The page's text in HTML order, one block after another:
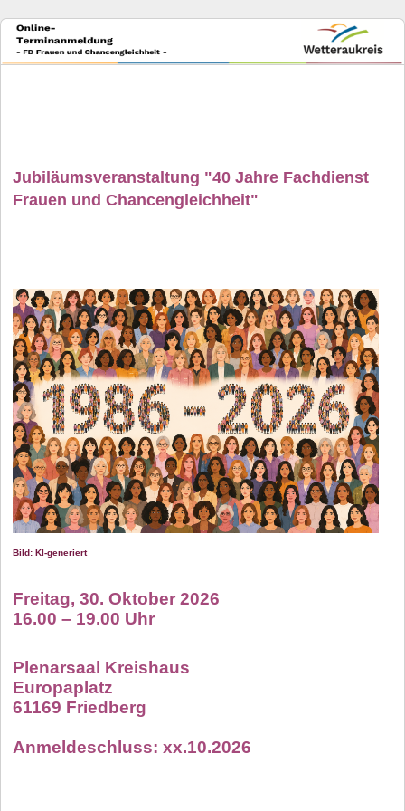
Jubiläumsveranstaltung "40 Jahre Fachdienst
Frauen und Chancengleichheit"
Bild: KI-generiert
Freitag, 30. Oktober 2026
16.00 – 19.00 Uhr
Plenarsaal Kreishaus
Europaplatz
61169 Friedberg
Anmeldeschluss: xx.10.2026